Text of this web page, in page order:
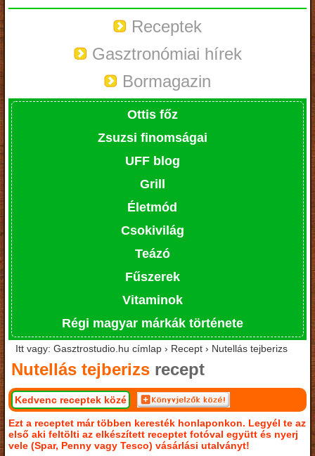
Receptek
Gasztronómiai hírek
Bormagazin
Ottis főz
Zsuzsi finomságai
UFF blog
Grill
Életmód
Csokivilág
Teázó
Fűszerek
Vitaminok
Régi magyar márkák története
Itt vagy: Gasztrostudio.hu címlap › Recept › Nutellás tejberizs
Nutellás tejberizs recept
Kedvenc receptek közé
Ezt a receptet már többen keresték honlaponkon. Legyél te az
első aki feltölti az elkészített receptet fotóval együtt és nyerj
vele (Spar, Penny vagy Tesco) vásárlási utalványt!